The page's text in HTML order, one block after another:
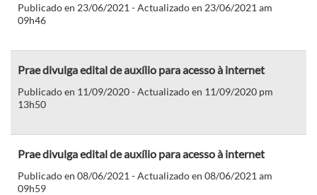
Publicado en 23/06/2021 - Actualizado en 23/06/2021 am
09h46
Prae divulga edital de auxílio para acesso à internet
Publicado en 11/09/2020 - Actualizado en 11/09/2020 pm
13h50
Prae divulga edital de auxílio para acesso à internet
Publicado en 08/06/2021 - Actualizado en 08/06/2021 am
09h59